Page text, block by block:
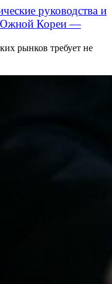
руководства и
Южной Кореи —
рынков требует не